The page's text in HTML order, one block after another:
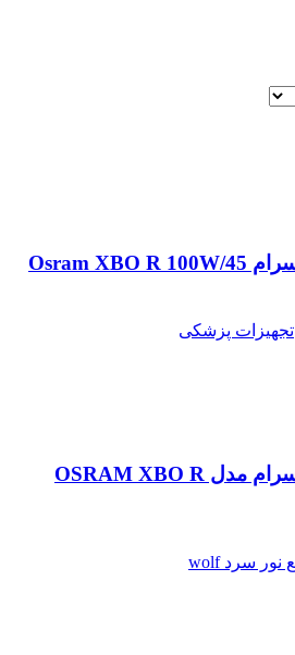
لامپ زنون 100 وات اسرام Osram XBO R 100W/45
تجهیزات پزشکی
لامپ زنون 180 وات اسرام مدل OSRAM XBO R